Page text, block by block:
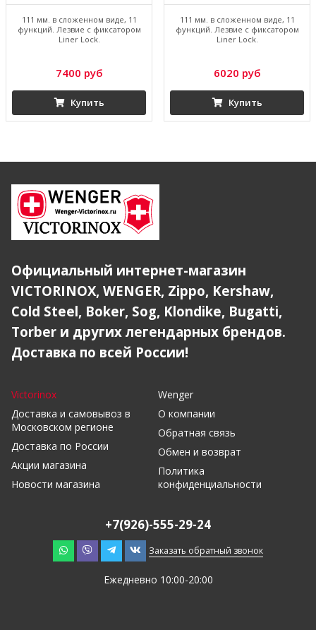
111 мм. в сложенном виде, 11
функций. Лезвие с фиксатором
Liner Lock.
7400 руб
Купить
111 мм. в сложенном виде, 11
функций. Лезвие с фиксатором
Liner Lock.
6020 руб
Купить
Официальный интернет-магазин
VICTORINOX, WENGER, Zippo, Kershaw,
Cold Steel, Boker, Sog, Klondike, Bugatti,
Torber и других легендарных брендов.
Доставка по всей России!
Victorinox
Доставка и самовывоз в
Московском регионе
Доставка по России
Акции магазина
Новости магазина
Wenger
О компании
Обратная связь
Обмен и возврат
Политика
конфиденциальности
+7(926)-555-29-24
Заказать обратный звонок
Ежедневно 10:00-20:00